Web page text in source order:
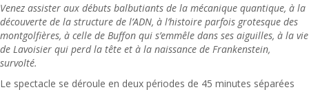
Venez assister aux débuts balbutiants de la mécanique quantique, à la
découverte de la structure de l’ADN, à l’histoire parfois grotesque des
montgolfières, à celle de Buffon qui s’emmêle dans ses aiguilles, à la vie
de Lavoisier qui perd la tête et à la naissance de Frankenstein,
survolté.
Le spectacle se déroule en deux périodes de 45 minutes séparées